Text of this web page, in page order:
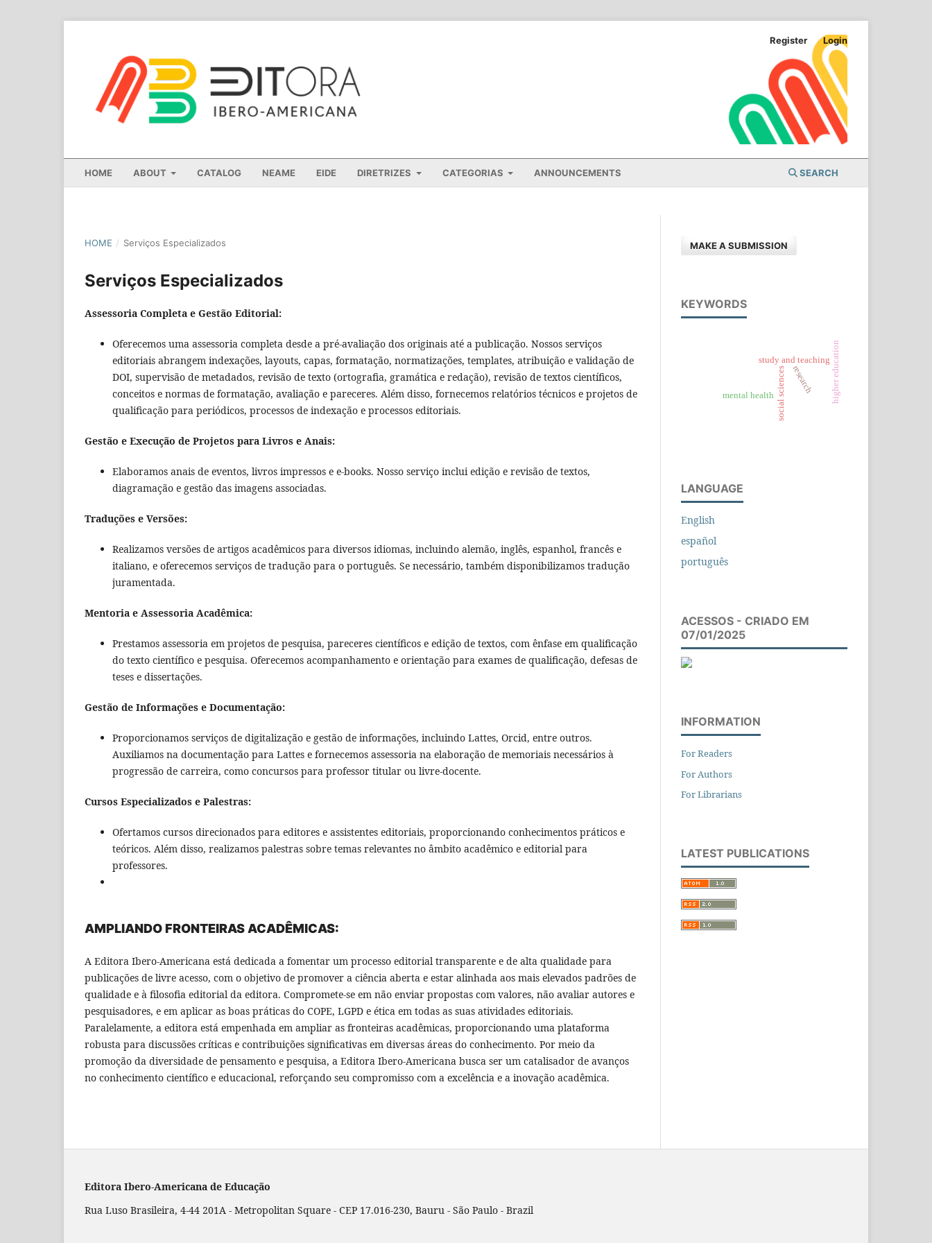
HOME ABOUT CATALOG NEAME EIDE DIRETRIZES CATEGORIAS ANNOUNCEMENTS SEARCH
Register Login
HOME / Serviços Especializados
Serviços Especializados
Assessoria Completa e Gestão Editorial:
Oferecemos uma assessoria completa desde a pré-avaliação dos originais até a publicação. Nossos serviços
editoriais abrangem indexações, layouts, capas, formatação, normatizações, templates, atribuição e validação de
DOI, supervisão de metadados, revisão de texto (ortografia, gramática e redação), revisão de textos científicos,
conceitos e normas de formatação, avaliação e pareceres. Além disso, fornecemos relatórios técnicos e projetos de
qualificação para periódicos, processos de indexação e processos editoriais.
Gestão e Execução de Projetos para Livros e Anais:
Elaboramos anais de eventos, livros impressos e e-books. Nosso serviço inclui edição e revisão de textos,
diagramação e gestão das imagens associadas.
Traduções e Versões:
Realizamos versões de artigos acadêmicos para diversos idiomas, incluindo alemão, inglês, espanhol, francês e
italiano, e oferecemos serviços de tradução para o português. Se necessário, também disponibilizamos tradução
juramentada.
Mentoria e Assessoria Acadêmica:
Prestamos assessoria em projetos de pesquisa, pareceres científicos e edição de textos, com ênfase em qualificação
do texto científico e pesquisa. Oferecemos acompanhamento e orientação para exames de qualificação, defesas de
teses e dissertações.
Gestão de Informações e Documentação:
Proporcionamos serviços de digitalização e gestão de informações, incluindo Lattes, Orcid, entre outros.
Auxiliamos na documentação para Lattes e fornecemos assessoria na elaboração de memoriais necessários à
progressão de carreira, como concursos para professor titular ou livre-docente.
Cursos Especializados e Palestras:
Ofertamos cursos direcionados para editores e assistentes editoriais, proporcionando conhecimentos práticos e
teóricos. Além disso, realizamos palestras sobre temas relevantes no âmbito acadêmico e editorial para
professores.
AMPLIANDO FRONTEIRAS ACADÊMICAS:
A Editora Ibero-Americana está dedicada a fomentar um processo editorial transparente e de alta qualidade para
publicações de livre acesso, com o objetivo de promover a ciência aberta e estar alinhada aos mais elevados padrões de
qualidade e à filosofia editorial da editora. Compromete-se em não enviar propostas com valores, não avaliar autores e
pesquisadores, e em aplicar as boas práticas do COPE, LGPD e ética em todas as suas atividades editoriais.
Paralelamente, a editora está empenhada em ampliar as fronteiras acadêmicas, proporcionando uma plataforma
robusta para discussões críticas e contribuições significativas em diversas áreas do conhecimento. Por meio da
promoção da diversidade de pensamento e pesquisa, a Editora Ibero-Americana busca ser um catalisador de avanços
no conhecimento científico e educacional, reforçando seu compromisso com a excelência e a inovação acadêmica.
MAKE A SUBMISSION
KEYWORDS
social sciences
study and teaching
research higher education
mental health
LANGUAGE
English
español
português
ACESSOS - CRIADO EM
07/01/2025
INFORMATION
For Readers
For Authors
For Librarians
LATEST PUBLICATIONS
Editora Ibero-Americana de Educação
Rua Luso Brasileira, 4-44 201A - Metropolitan Square - CEP 17.016-230, Bauru - São Paulo - Brazil